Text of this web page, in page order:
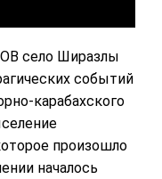
село Ширазлы
событий
карабахского
произошло
началось